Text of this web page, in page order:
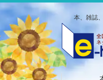
本、雑誌